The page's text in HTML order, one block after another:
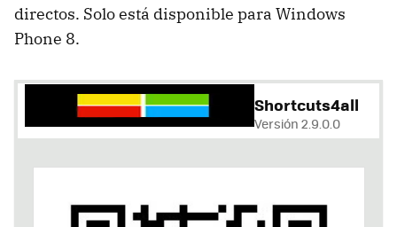
directos. Solo está disponible para Windows
Phone 8.
Shortcuts4all
Versión 2.9.0.0